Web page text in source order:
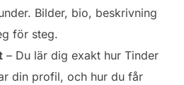
Bilder, bio, beskrivning
för steg.
– Du lär dig exakt hur Tinder
din profil, och hur du får